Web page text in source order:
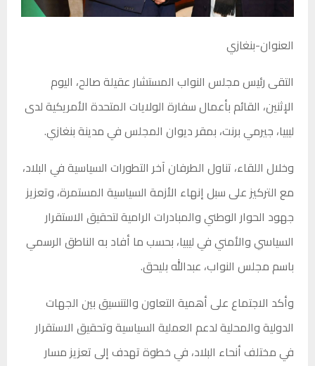
العنوان-بنغازي
التقى رئيس مجلس النواب المستشار عقيلة صالح، اليوم
الإثنين، القائم بأعمال سفارة الولايات المتحدة الأمريكية لدى
ليبيا، جيرمي برنت، بمقر ديوان المجلس في مدينة بنغازي.
وخلال اللقاء، تناول الطرفان آخر التطورات السياسية في البلاد،
مع التركيز على سبل إنهاء الأزمة السياسية المستمرة، وتعزيز
جهود الحوار الوطني والمبادرات الرامية لتحقيق الاستقرار
السياسي والأمني في ليبيا، بحسب ما أفاد به الناطق الرسمي
باسم مجلس النواب، عبدالله بليحق.
وأكد الاجتماع على أهمية التعاون والتنسيق بين الجهات
الدولية والمحلية لدعم العملية السياسية وتحقيق الاستقرار
في مختلف أنحاء البلاد، في خطوة تهدف إلى تعزيز مسار